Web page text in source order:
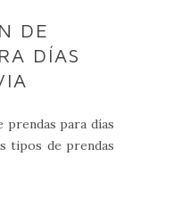
DE
DÍAS
prendas para días
tipos de prendas